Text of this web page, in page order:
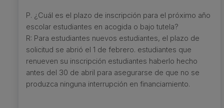
P. ¿Cuál es el plazo de inscripción para el próximo año
escolar estudiantes en acogida o bajo tutela?
R: Para estudiantes nuevos estudiantes, el plazo de
solicitud se abrió el 1 de febrero. estudiantes que
renueven su inscripción estudiantes haberlo hecho
antes del 30 de abril para asegurarse de que no se
produzca ninguna interrupción en financiamiento.